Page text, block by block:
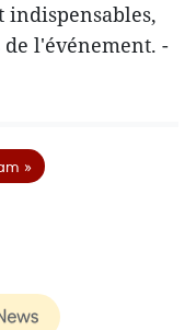
indispensables,
l'événement. -
»